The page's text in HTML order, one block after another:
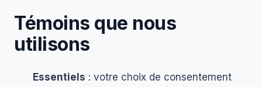
Témoins que nous
utilisons
Essentiels : votre choix de consentement